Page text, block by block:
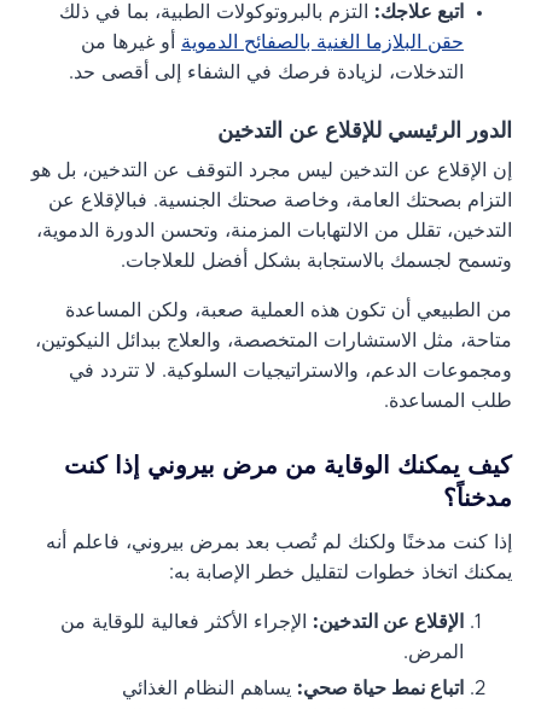
اتبع علاجك: التزم بالبروتوكولات الطبية، بما في ذلك
حقن البلازما الغنية بالصفائح الدموية أو غيرها من
التدخلات، لزيادة فرصك في الشفاء إلى أقصى حد.
الدور الرئيسي للإقلاع عن التدخين
إن الإقلاع عن التدخين ليس مجرد التوقف عن التدخين، بل هو
التزام بصحتك العامة، وخاصة صحتك الجنسية. فبالإقلاع عن
التدخين، تقلل من الالتهابات المزمنة، وتحسن الدورة الدموية،
وتسمح لجسمك بالاستجابة بشكل أفضل للعلاجات.
من الطبيعي أن تكون هذه العملية صعبة، ولكن المساعدة
متاحة، مثل الاستشارات المتخصصة، والعلاج ببدائل النيكوتين،
ومجموعات الدعم، والاستراتيجيات السلوكية. لا تتردد في
طلب المساعدة.
كيف يمكنك الوقاية من مرض بيروني إذا كنت
مدخناً؟
إذا كنت مدخنًا ولكنك لم تُصب بعد بمرض بيروني، فاعلم أنه
يمكنك اتخاذ خطوات لتقليل خطر الإصابة به:
الإقلاع عن التدخين: الإجراء الأكثر فعالية للوقاية من
المرض.
اتباع نمط حياة صحي: يساهم النظام الغذائي